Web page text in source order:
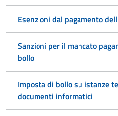
Esenzioni dal pagamento
Sanzioni per il mancato
bollo
Imposta di bollo su istanze
documenti informatici